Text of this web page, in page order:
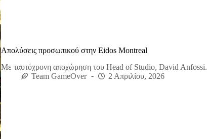
Απολύσεις προσωπικού στην Eidos Montreal
Με ταυτόχρονη αποχώρηση του Head of Studio, David Anfossi.
Team GameOver
2 Απριλίου, 2026